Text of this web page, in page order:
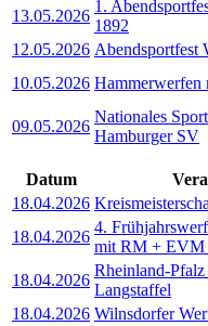
13.05.2026
1.
1892
12.05.2026 Abendsportfest
10.05.2026 Hammerwerfen
09.05.2026
Nationales
Hamburger SV
Datum
18.04.2026
18.04.2026
4.
mit RM + EVM
18.04.2026
Rheinland-Pfalz
Langstaffel
18.04.2026 Wilnsdorfer